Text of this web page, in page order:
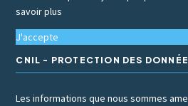
savoir plus
J'accepte
CNIL - PROTECTION DES
Les informations que nous sommes